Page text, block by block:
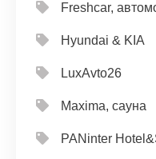
Freshcar,
Hyundai & KIA
LuxAvto26
Maxima, сауна
PANinter